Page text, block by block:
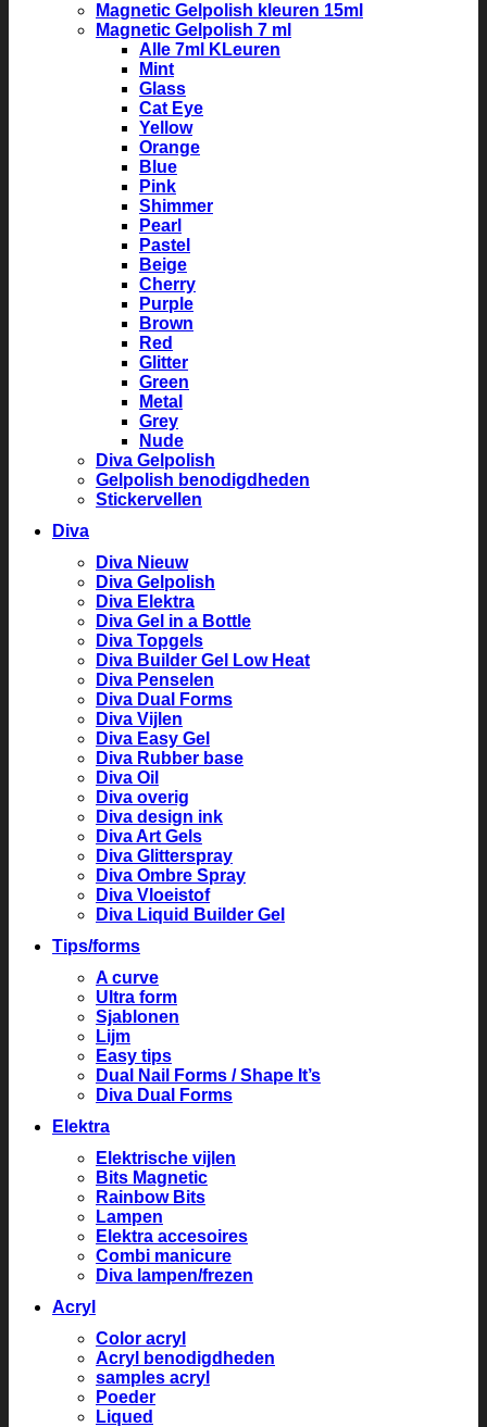
Magnetic Gelpolish kleuren 15ml
Magnetic Gelpolish 7 ml
Alle 7ml KLeuren
Mint
Glass
Cat Eye
Yellow
Orange
Blue
Pink
Shimmer
Pearl
Pastel
Beige
Cherry
Purple
Brown
Red
Glitter
Green
Metal
Grey
Nude
Diva Gelpolish
Gelpolish benodigdheden
Stickervellen
Diva
Diva Nieuw
Diva Gelpolish
Diva Elektra
Diva Gel in a Bottle
Diva Topgels
Diva Builder Gel Low Heat
Diva Penselen
Diva Dual Forms
Diva Vijlen
Diva Easy Gel
Diva Rubber base
Diva Oil
Diva overig
Diva design ink
Diva Art Gels
Diva Glitterspray
Diva Ombre Spray
Diva Vloeistof
Diva Liquid Builder Gel
Tips/forms
A curve
Ultra form
Sjablonen
Lijm
Easy tips
Dual Nail Forms / Shape It’s
Diva Dual Forms
Elektra
Elektrische vijlen
Bits Magnetic
Rainbow Bits
Lampen
Elektra accesoires
Combi manicure
Diva lampen/frezen
Acryl
Color acryl
Acryl benodigdheden
samples acryl
Poeder
Liqued